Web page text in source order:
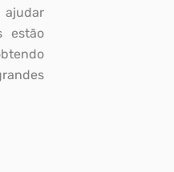
ajudar
estão